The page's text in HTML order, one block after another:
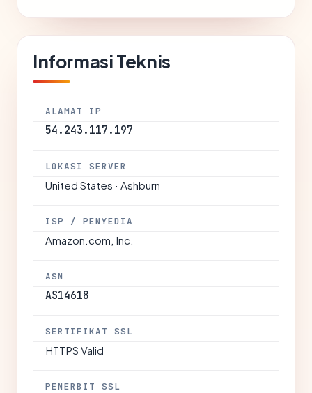
Informasi Teknis
ALAMAT IP
54.243.117.197
LOKASI SERVER
United States · Ashburn
ISP / PENYEDIA
Amazon.com, Inc.
ASN
AS14618
SERTIFIKAT SSL
HTTPS Valid
PENERBIT SSL